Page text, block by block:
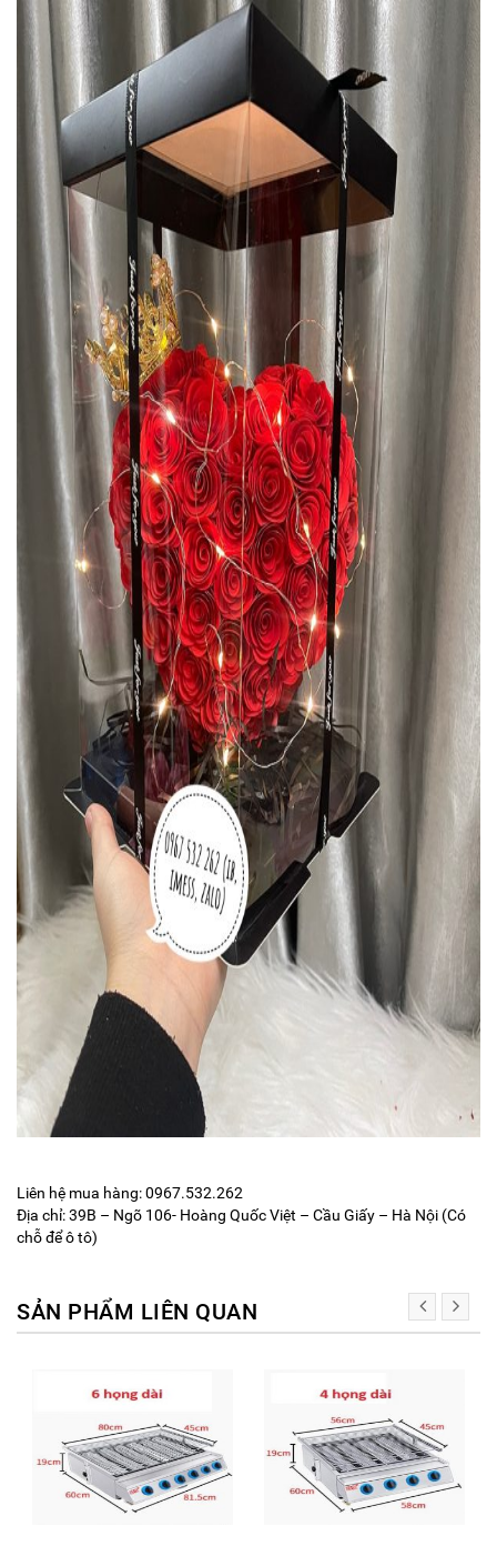
Liên hệ mua hàng: 0967.532.262
Địa chỉ: 39B – Ngõ 106- Hoàng Quốc Việt – Cầu Giấy – Hà Nội (Có
chỗ để ô tô)
SẢN PHẨM LIÊN QUAN